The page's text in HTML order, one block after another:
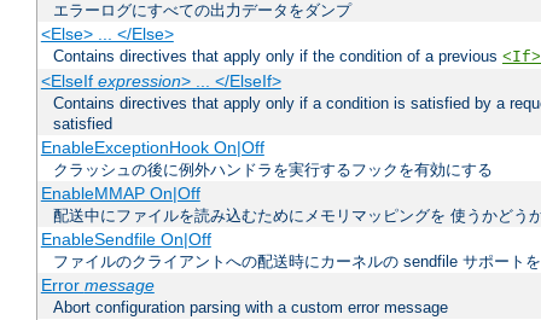
エラーログにすべての出力データをダンプ
<Else> ... </Else>
Contains directives that apply only if the condition of a previous <If>
<ElseIf expression> ... </ElseIf>
Contains directives that apply only if a condition is satisfied by a
satisfied
EnableExceptionHook On|Off
クラッシュの後に例外ハンドラを実行するフックを有効にする
EnableMMAP On|Off
配送中にファイルを読み込むためにメモリマッピングを 使うかどう
EnableSendfile On|Off
ファイルのクライアントへの配送時にカーネルの sendfile サポート
Error message
Abort configuration parsing with a custom error message